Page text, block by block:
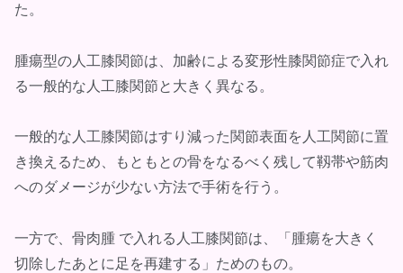
た。
腫瘍型の人工膝関節は、加齢による変形性膝関節症で入れ
る一般的な人工膝関節と大きく異なる。
一般的な人工膝関節はすり減った関節表面を人工関節に置
き換えるため、もともとの骨をなるべく残して靱帯や筋肉
へのダメージが少ない方法で手術を行う。
一方で、骨肉腫 で入れる人工膝関節は、「腫瘍を大きく
切除したあとに足を再建する」ためのもの。